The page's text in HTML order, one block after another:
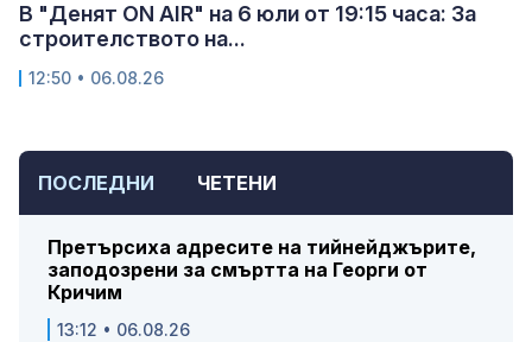
ПОСЛЕДНИ ЧЕТЕНИ
Претърсиха адресите на тийнейджърите,
заподозрени за смъртта на Георги от
Кричим
13:12 • 06.08.26
В "Денят ON AIR" на 6 юли от 19:15 часа: За
строителството на...
12:50 • 06.08.26